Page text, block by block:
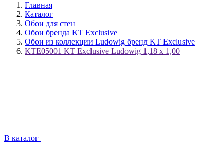
Главная
Каталог
Обои для стен
Обои бренда KT Exclusive
Обои из коллекции Ludowig бренд KT Exclusive
KTE05001 KT Exclusive Ludowig 1,18 x 1,00
В каталог